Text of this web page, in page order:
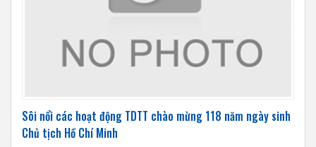
Sôi nổi các hoạt động TDTT chào mừng 118 năm ngày sinh
Chủ tịch Hồ Chí Minh